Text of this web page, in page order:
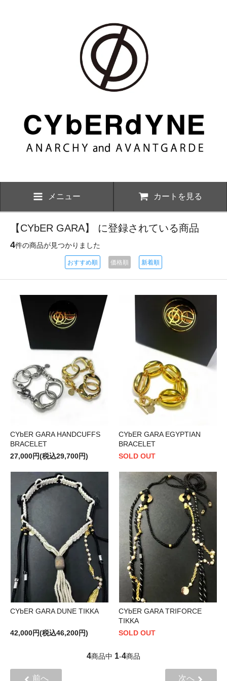
メニュー カートを見る
【CYbER GARA】 に登録されている商品
4件の商品が見つかりました
おすすめ順 価格順 新着順
CYbER GARA HANDCUFFS
BRACELET
27,000円(税込29,700円)
CYbER GARA EGYPTIAN
BRACELET
SOLD OUT
CYbER GARA DUNE TIKKA
42,000円(税込46,200円)
CYbER GARA TRIFORCE
TIKKA
SOLD OUT
4商品中 1-4商品
前へ 次へ